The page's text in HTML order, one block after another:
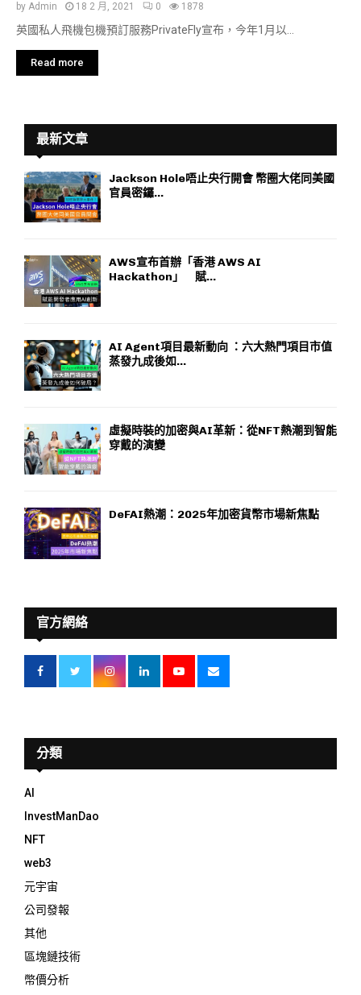
by Admin 18 2 月, 2021 0 1878
英國私人飛機包機預訂服務PrivateFly宣布，今年1月以...
Read more
最新文章
Jackson Hole唔止央行開會 幣圈大佬同美國
官員密鑼...
AWS宣布首辦「香港 AWS AI
Hackathon」 賦...
AI Agent項目最新動向 ：六大熱門項目市值
蒸發九成後如...
虛擬時裝的加密與AI革新：從NFT熱潮到智能
穿戴的演變
DeFAI熱潮：2025年加密貨幣市場新焦點
官方網絡
分類
AI
InvestManDao
NFT
web3
元宇宙
公司發報
其他
區塊鏈技術
幣價分析